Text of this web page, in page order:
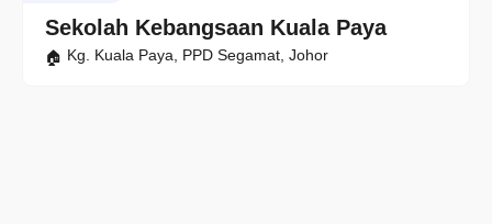
Sekolah Kebangsaan Kuala Paya
Kg. Kuala Paya, PPD Segamat, Johor